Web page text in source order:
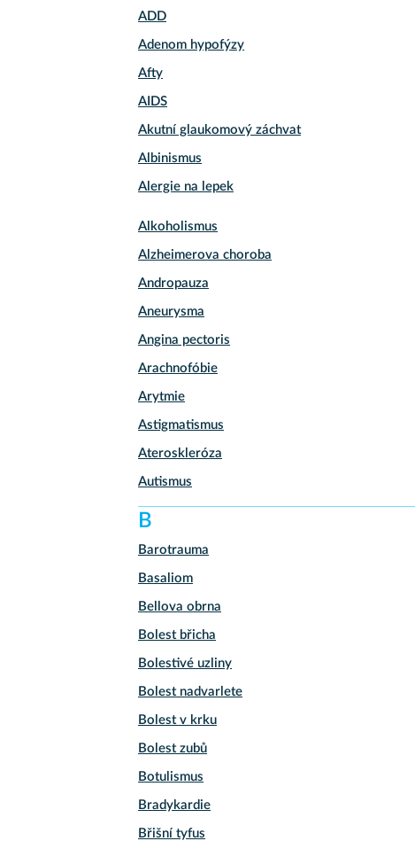
ADD
Adenom hypofýzy
Afty
AIDS
Akutní glaukomový záchvat
Albinismus
Alergie na lepek
Alkoholismus
Alzheimerova choroba
Andropauza
Aneurysma
Angina pectoris
Arachnofóbie
Arytmie
Astigmatismus
Ateroskleróza
Autismus
B
Barotrauma
Basaliom
Bellova obrna
Bolest břicha
Bolestivé uzliny
Bolest nadvarlete
Bolest v krku
Bolest zubů
Botulismus
Bradykardie
Břišní tyfus